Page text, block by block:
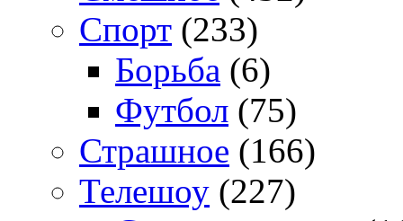
Спорт (233)
Борьба (6)
Футбол (75)
Страшное (166)
Телешоу (227)